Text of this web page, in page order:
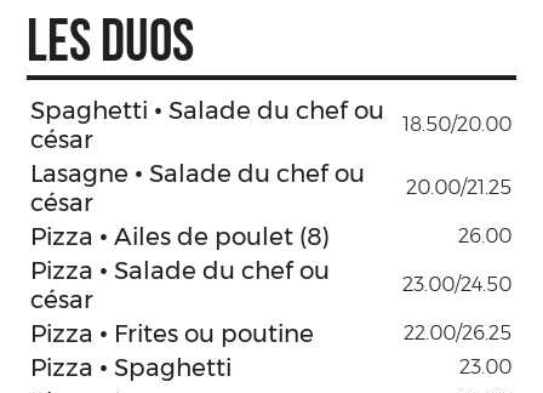
LES DUOS
Spaghetti • Salade du chef ou
césar
18.50/20.00
Lasagne • Salade du chef ou
césar
20.00/21.25
Pizza • Ailes de poulet (8) 26.00
Pizza • Salade du chef ou
césar
23.00/24.50
Pizza • Frites ou poutine 22.00/26.25
Pizza • Spaghetti 23.00